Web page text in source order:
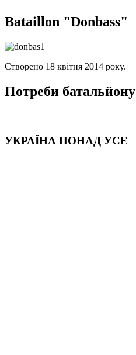
Bataillon "Donbass"
Створено 18 квітня 2014 року.
Потреби батальйону
УКРАЇНА ПОНАД УСЕ